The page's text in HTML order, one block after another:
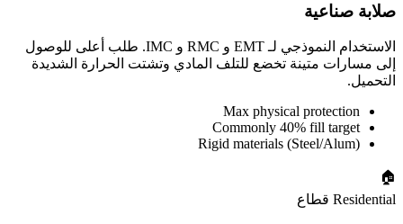
صلابة صناعية
الاستخدام النموذجي لـ EMT و RMC و IMC. طلب أعلى للوصول
إلى مسارات متينة تخضع للتلف المادي وتشتت الحرارة الشديدة
التحميل.
Max physical protection
Commonly 40% fill target
Rigid materials (Steel/Alum)
🏠
Residential قطاع